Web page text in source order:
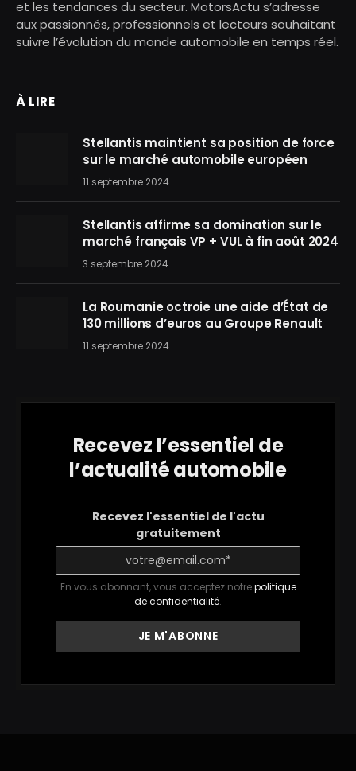
et les tendances du secteur. MotorsActu s’adresse
aux passionnés, professionnels et lecteurs souhaitant
suivre l’évolution du monde automobile en temps réel.
À LIRE
Stellantis maintient sa position de force
sur le marché automobile européen
11 septembre 2024
Stellantis affirme sa domination sur le
marché français VP + VUL à fin août 2024
3 septembre 2024
La Roumanie octroie une aide d’État de
130 millions d’euros au Groupe Renault
11 septembre 2024
Recevez l’essentiel de
l’actualité automobile
Recevez l'essentiel de l'actu
gratuitement
En vous abonnant, vous acceptez notrepolitique
de confidentialité.